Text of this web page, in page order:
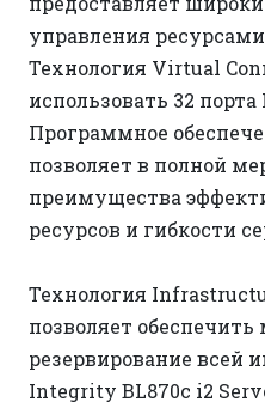
управления
Технология Virtual
использовать 32
Программное
позволяет в полной
преимущества
ресурсов и гибкости
Технология
позволяет
резервирование всей
Integrity BL870c i2